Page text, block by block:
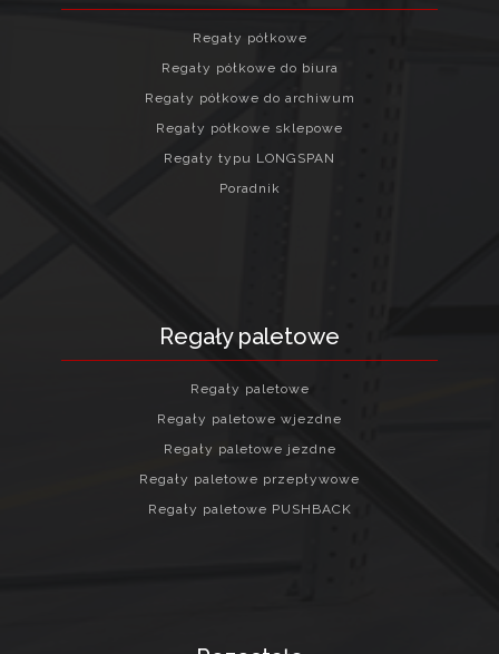
Regały półkowe
Regały półkowe do biura
Regały półkowe do archiwum
Regały półkowe sklepowe
Regały typu LONGSPAN
Poradnik
Regały paletowe
Regały paletowe
Regały paletowe wjezdne
Regały paletowe jezdne
Regały paletowe przepływowe
Regały paletowe PUSHBACK